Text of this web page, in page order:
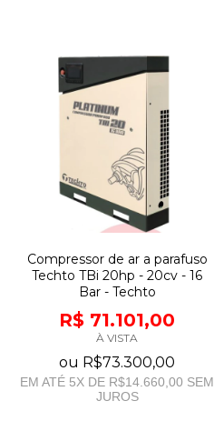
Compressor de ar a parafuso
Techto TBi 20hp - 20cv - 16
Bar - Techto
R$ 71.101,00
À VISTA
ou R$73.300,00
EM ATÉ 5X DE R$14.660,00 SEM
JUROS